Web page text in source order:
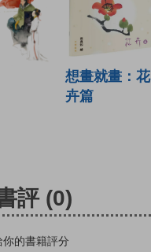
想畫就畫：花
卉篇
評 (0)
的書籍評分